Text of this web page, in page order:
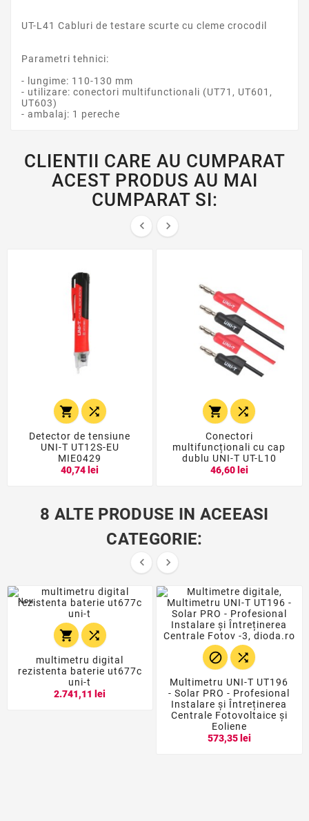
UT-L41 Cabluri de testare scurte cu cleme crocodil
Parametri tehnici:
- lungime: 110-130 mm
- utilizare: conectori multifunctionali (UT71, UT601,
UT603)
- ambalaj: 1 pereche
CLIENTII CARE AU CUMPARAT
ACEST PRODUS AU MAI
CUMPARAT SI:
 
 
Detector de tensiune
UNI-T UT12S-EU
MIE0429
40,74 lei
 
Conectori
multifuncționali cu cap
dublu UNI-T UT-L10
46,60 lei
8 ALTE PRODUSE IN ACEEASI
CATEGORIE:
 
Nou
 
multimetru digital
rezistenta baterie ut677c
uni-t
2.741,11 lei
 
Multimetru UNI-T UT196
- Solar PRO - Profesional
Instalare și Întreținerea
Centrale Fotovoltaice și
Eoliene
573,35 lei